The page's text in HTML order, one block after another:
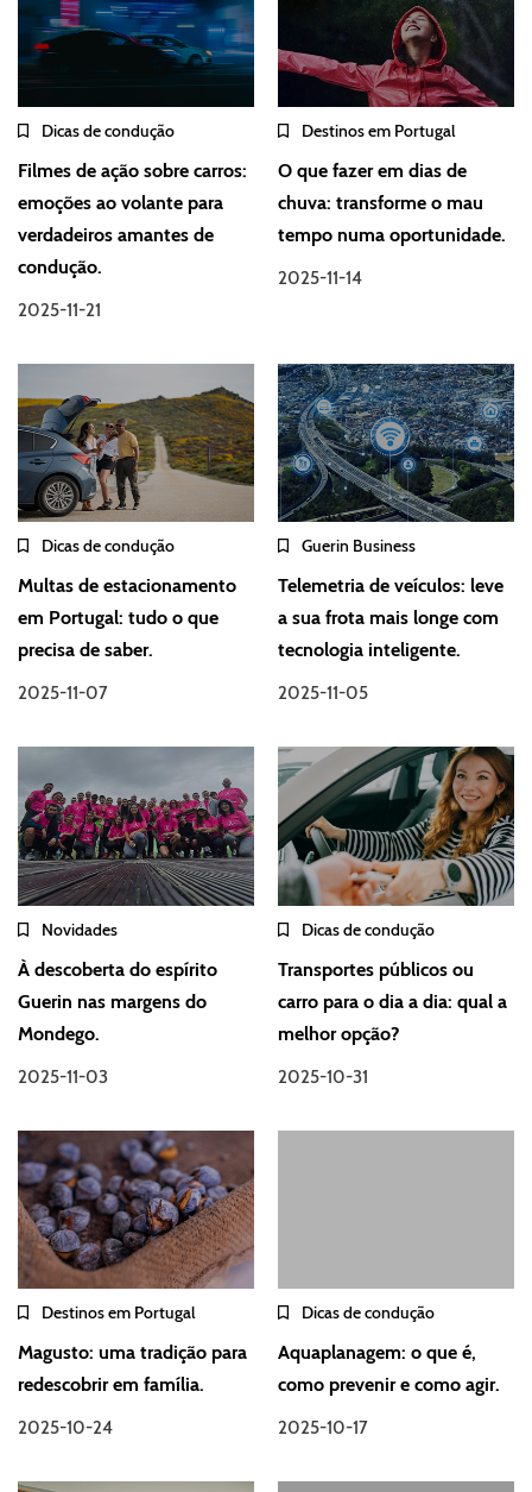
Dicas de condução
Filmes de ação sobre carros:
emoções ao volante para
verdadeiros amantes de
condução.
2025-11-21
Destinos em Portugal
O que fazer em dias de
chuva: transforme o mau
tempo numa oportunidade.
2025-11-14
Dicas de condução
Multas de estacionamento
em Portugal: tudo o que
precisa de saber.
2025-11-07
Guerin Business
Telemetria de veículos: leve
a sua frota mais longe com
tecnologia inteligente.
2025-11-05
Novidades
À descoberta do espírito
Guerin nas margens do
Mondego.
2025-11-03
Dicas de condução
Transportes públicos ou
carro para o dia a dia: qual a
melhor opção?
2025-10-31
Destinos em Portugal
Magusto: uma tradição para
redescobrir em família.
2025-10-24
Dicas de condução
Aquaplanagem: o que é,
como prevenir e como agir.
2025-10-17